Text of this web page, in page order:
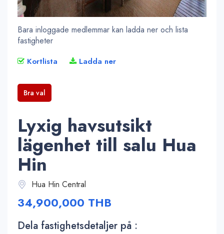
Bara inloggade medlemmar kan ladda ner och lista
fastigheter
Kortlista Ladda ner
Bra val
Lyxig havsutsikt
lägenhet till salu Hua
Hin
Hua Hin Central
34,900,000 THB
Dela fastighetsdetaljer på :